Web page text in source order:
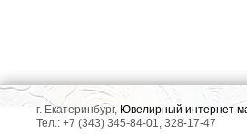
г. Екатеринбург, Ювелирный интернет
Тел.: +7 (343) 345-84-01, 328-17-47